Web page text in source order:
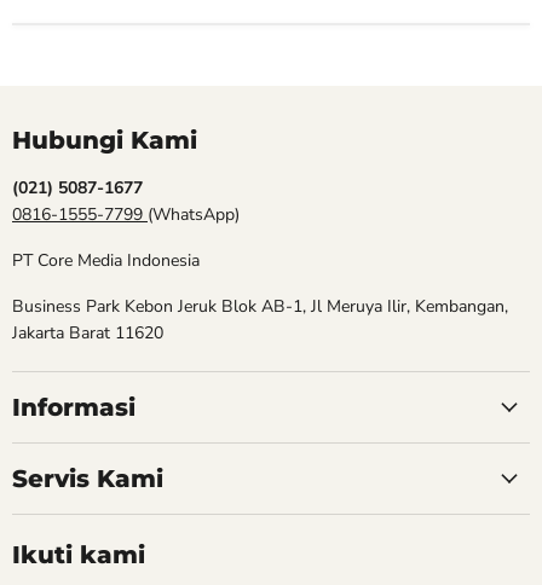
Hubungi Kami
(021) 5087-1677
0816-1555-7799 (WhatsApp)
PT Core Media Indonesia
Business Park Kebon Jeruk Blok AB-1, Jl Meruya Ilir, Kembangan,
Jakarta Barat 11620
Informasi
Servis Kami
Ikuti kami